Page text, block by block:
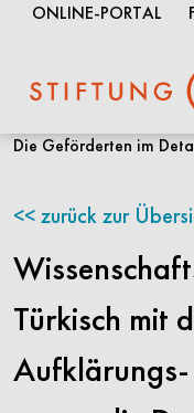
zum
ONLINE-PORTAL
Die Geförderten im
zurück zur
Türkisch mit